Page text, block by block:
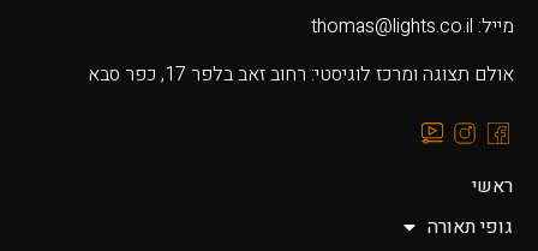
מייל: thomas@lights.co.il‬
אולם תצוגה ומרכז לוגיסטי: רחוב זאב בלפר 17, כפר סבא
ראשי
גופי תאורה